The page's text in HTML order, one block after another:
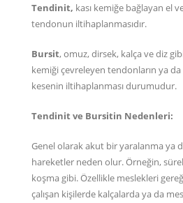
Tendinit, kası kemiğe bağlayan el
tendonun iltihaplanmasıdır.
Bursit, omuz, dirsek, kalça ve diz
kemiği çevreleyen tendonların ya da
kesenin iltihaplanması durumudur.
Tendinit ve Bursitin Nedenleri:
Genel olarak akut bir yaralanma ya
hareketler neden olur. Örneğin,
koşma gibi. Özellikle meslekleri
çalışan kişilerde kalçalarda ya da